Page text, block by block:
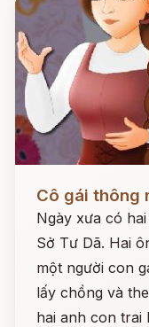
Cô gái thông
Ngày xưa có
Sở Tư Dã. Hai
một người con
lấy chồng và
hai anh con trai